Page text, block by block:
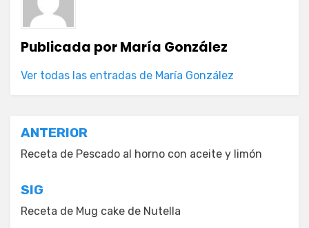
Publicada porMaría González
Ver todas las entradas de María González
Navegación
de
entradas
ANTERIOR
Receta de Pescado al horno con aceite y limón
SIG
Receta de Mug cake de Nutella